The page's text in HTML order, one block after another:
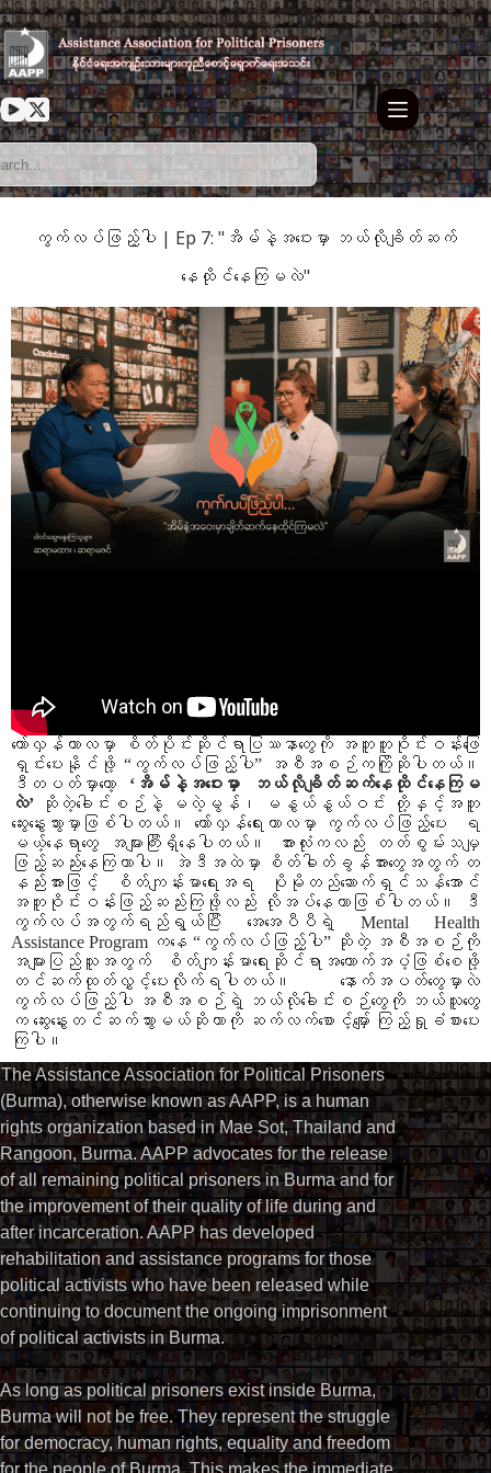
ကွက်လပ်ဖြည့်ပါ | Ep 7: "အိမ်နဲ့အဝေးမှာ ဘယ်လိုချိတ်ဆက်
နေထိုင်နေကြမလဲ"
တော်လှန်ကာလမှာ စိတ်ပိုင်းဆိုင်ရာပြဿနာတွေကို အတူတူဝိုင်းဝန်းဖြေ
ရှင်းပေးနိုင်ဖို့ “ကွက်လပ်ဖြည့်ပါ” အစီအစဉ်ကကြိုဆိုပါတယ်။
ဒီတပတ်မှာတော့ ‘အိမ်နဲ့အဝေးမှာ ဘယ်လိုချိတ်ဆက်နေထိုင်နေကြမ
လဲ’ ဆိုတဲ့ခေါင်းစဉ်နဲ့ မလဲ့မွန်၊ မနွယ်နွယ်ဝင်း တို့နှင့်အတူ
ဆွေးနွေးသွားမှာဖြစ်ပါတယ်။ တော်လှန်ရေးကာလမှာ ကွက်လပ်ဖြည့်ပေး ရ
မယ့်နေရာတွေ အများကြီးရှိနေပါတယ်။ အားလုံးကလည်း တတ်စွမ်းသမျှ
ဖြည့်ဆည်းနေကြတာပါ။ အဲဒီအထဲမှာ စိတ်ဓါတ်ခွန်အားတွေအတွက် တ
နည်းအားဖြင့် စိတ်ကျန်းမာရေးအရ ပိုမိုတည်ဆောက်ရှင်သန်အောင်
အတူဝိုင်းဝန်းဖြည့်ဆည်းကြဖို့လည်း လိုအပ်နေတာဖြစ်ပါတယ်။ ဒီ
ကွက်လပ်အတွက်ရည်ရွယ်ပြီး အေအေပီပီရဲ့ Mental Health
Assistance Program ကနေ “ကွက်လပ်ဖြည့်ပါ” ဆိုတဲ့ အစီအစဉ်ကို
အများပြည်သူအတွက် စိတ်ကျန်းမာရေးဆိုင်ရာအထောက်အပံ့ဖြစ်စေဖို့
တင်ဆက်ထုတ်လွှင့်ပေးလိုက်ရပါတယ်။ နောက်အပတ်တွေမှာလဲ
ကွက်လပ်ဖြည့်ပါ အစီအစဉ်ရဲ့ ဘယ်လိုခေါင်းစဉ်တွေကို ဘယ်သူတွေ
က ဆွေးနွေးတင်ဆက်သွားမယ်ဆိုတာကို ဆက်လက်စောင့်မျှော် ကြည့်ရှုခံစားပေး
ကြပါ။
The Assistance Association for Political Prisoners
(Burma), otherwise known as AAPP, is a human
rights organization based in Mae Sot, Thailand and
Rangoon, Burma. AAPP advocates for the release
of all remaining political prisoners in Burma and for
the improvement of their quality of life during and
after incarceration. AAPP has developed
rehabilitation and assistance programs for those
political activists who have been released while
continuing to document the ongoing imprisonment
of political activists in Burma.
As long as political prisoners exist inside Burma,
Burma will not be free. They represent the struggle
for democracy, human rights, equality and freedom
for the people of Burma. This makes the immediate